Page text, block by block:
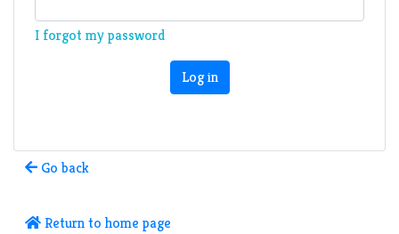
I forgot my password
Log in
Go back
Return to home page